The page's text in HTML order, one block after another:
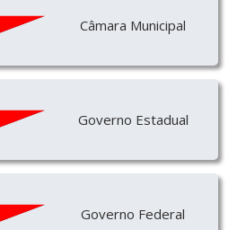
Câmara Municipal
Governo Estadual
Governo Federal